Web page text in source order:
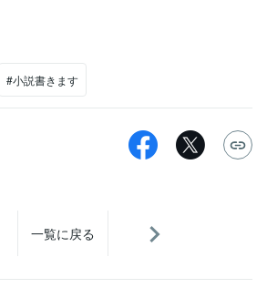
#小説書きます
一覧に戻る